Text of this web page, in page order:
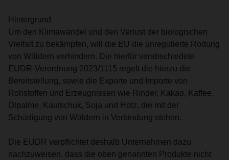
Hintergrund
Um den Klimawandel und den Verlust der biologischen
Vielfalt zu bekämpfen, will die EU die unregulierte Rodung
von Wäldern verhindern. Die hierfür verabschiedete
EUDR-Verordnung 2023/1115 regelt die hierzu die
Bereitstellung, sowie die Exporte und Importe von
Rohstoffen und Erzeugnissen wie Rinder, Kakao, Kaffee,
Ölpalme, Kautschuk, Soja und Holz, die mit der
Schädigung von Wäldern in Verbindung stehen.
Die EUDR verpflichtet deshalb Unternehmen dazu
nachzuweisen, dass die oben genannten Produkte nicht